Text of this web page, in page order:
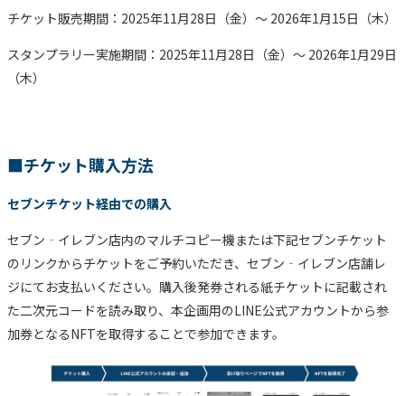
チケット販売期間：2025年11月28日（金）〜 2026年1月15日（木）
スタンプラリー実施期間：2025年11月28日（金）〜 2026年1月29日
（木）
■チケット購入方法
セブンチケット経由での購入
セブン‐イレブン店内のマルチコピー機または下記セブンチケット
のリンクからチケットをご予約いただき、セブン‐イレブン店舗レ
ジにてお支払いください。購入後発券される紙チケットに記載され
た二次元コードを読み取り、本企画用のLINE公式アカウントから参
加券となるNFTを取得することで参加できます。